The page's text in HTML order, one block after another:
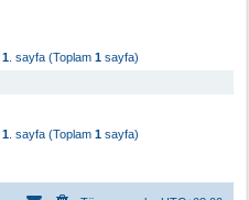
1. sayfa (Toplam 1sayfa)
1. sayfa (Toplam 1sayfa)